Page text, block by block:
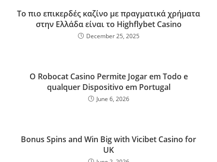
Το πιο επικερδές καζίνο με πραγματικά χρήματα
στην Ελλάδα είναι το Highflybet Casino
December 25, 2025
O Robocat Casino Permite Jogar em Todo e
qualquer Dispositivo em Portugal
June 6, 2026
Bonus Spins and Win Big with Vicibet Casino for
UK